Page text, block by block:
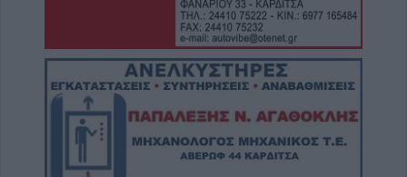
Μαγνησία: Χωρίς τις αισθήσεις της
ανασύρθηκε 70χρονη στην Άφησσο
7 Αυγούστου 2026, 13:00
Συνελήφθη 31χρονος στη Γερμανία που
εκκρεμούσε Ευρωπαϊκό ένταλμα σύλληψης
για ανθρωποκτονίες στην Ελλάδα